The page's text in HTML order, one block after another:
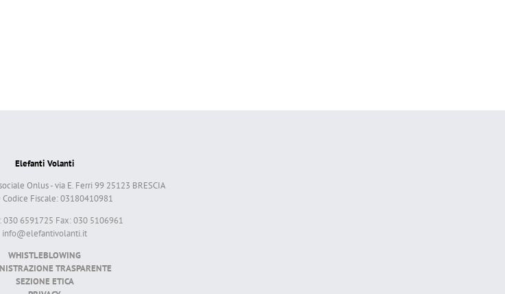
Elefanti Volanti
Onlus - via E. Ferri 99 25123 BRESCIA
Codice Fiscale: 03180410981
030 6591725 Fax: 030 5106961
info@elefantivolanti.it
WHISTLEBLOWING
TRASPARENTE
SEZIONE ETICA